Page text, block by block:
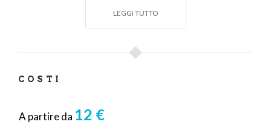
LEGGI TUTTO
COSTI
A partire da 12 €